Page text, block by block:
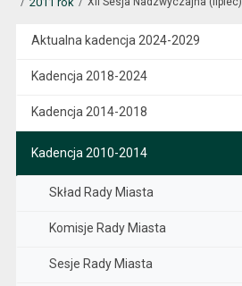
Aktualna kadencja 2024-2029
Kadencja 2018-2024
Kadencja 2014-2018
Kadencja 2010-2014
Skład Rady Miasta
Komisje Rady Miasta
Sesje Rady Miasta